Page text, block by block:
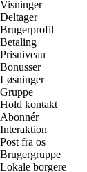
Visninger
Deltager
Brugerprofil
Betaling
Prisniveau
Bonusser
Løsninger
Gruppe
Hold kontakt
Abonnér
Interaktion
Post fra os
Brugergruppe
Lokale borgere